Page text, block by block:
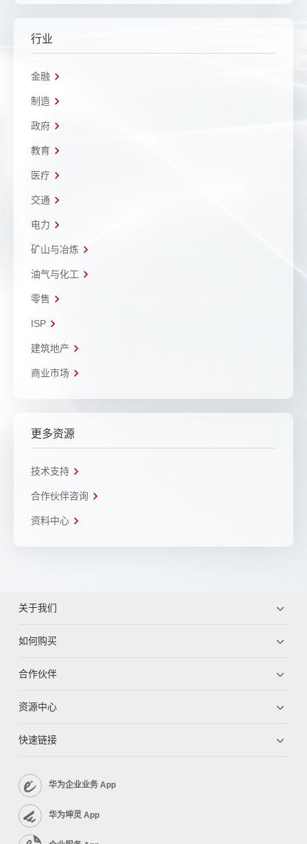
行业
金融
制造
政府
教育
医疗
交通
电力
矿山与冶炼
油气与化工
零售
ISP
建筑地产
商业市场
更多资源
技术支持
合作伙伴咨询
资料中心
关于我们
如何购买
合作伙伴
资源中心
快速链接
华为企业业务 App
华为坤灵 App